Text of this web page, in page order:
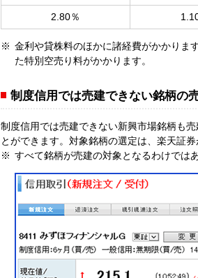
2.80％
金利や貸株料のほかに諸経費がかかりま
た特別空売り料がかかります。
制度信用では売建できない銘柄の
制度信用では売建できない新興市場銘柄も
とができます。対象銘柄の選定は、楽天証
すべて銘柄が売建の対象となるわけでは